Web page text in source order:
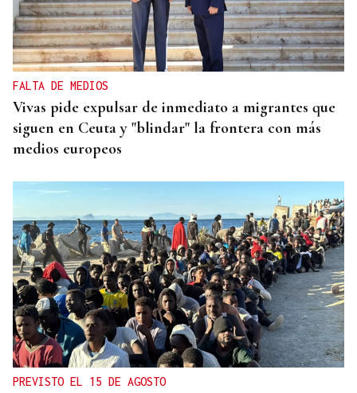
FALTA DE MEDIOS
Vivas pide expulsar de inmediato a migrantes que
siguen en Ceuta y "blindar" la frontera con más
medios europeos
PREVISTO EL 15 DE AGOSTO